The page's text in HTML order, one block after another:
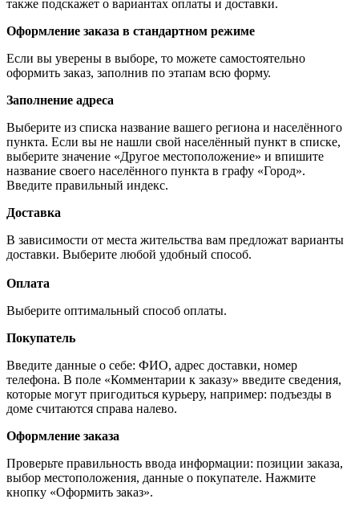
также подскажет о вариантах оплаты и доставки.
Оформление заказа в стандартном режиме
Если вы уверены в выборе, то можете самостоятельно
оформить заказ, заполнив по этапам всю форму.
Заполнение адреса
Выберите из списка название вашего региона и населённого
пункта. Если вы не нашли свой населённый пункт в списке,
выберите значение «Другое местоположение» и впишите
название своего населённого пункта в графу «Город».
Введите правильный индекс.
Доставка
В зависимости от места жительства вам предложат варианты
доставки. Выберите любой удобный способ.
Оплата
Выберите оптимальный способ оплаты.
Покупатель
Введите данные о себе: ФИО, адрес доставки, номер
телефона. В поле «Комментарии к заказу» введите сведения,
которые могут пригодиться курьеру, например: подъезды в
доме считаются справа налево.
Оформление заказа
Проверьте правильность ввода информации: позиции заказа,
выбор местоположения, данные о покупателе. Нажмите
кнопку «Оформить заказ».